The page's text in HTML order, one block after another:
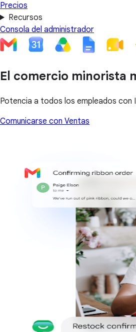
Precios
Recursos
Consola del administrador
El comercio minorista
Potencia a todos los empleados con
Comunicarse con Ventas